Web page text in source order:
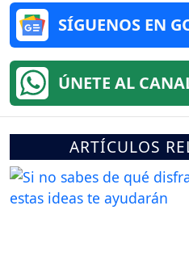
SÍGUENOS EN
ÚNETE AL
ARTÍCULOS